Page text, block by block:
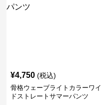
¥4,750 (税込)
骨格ウェーブライトカラーワイ
ドストレートサマーパンツ